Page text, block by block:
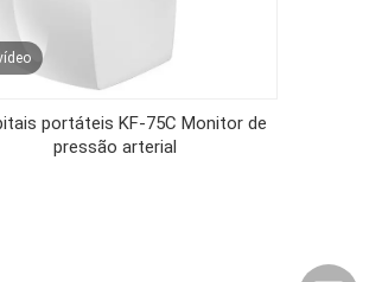
portáteis KF-75C Monitor de
pressão arterial